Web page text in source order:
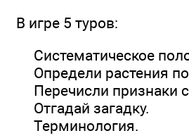
В игре 5 туров:
Систематическое
Определи растения
Перечисли признаки
Отгадай загадку.
Терминология.